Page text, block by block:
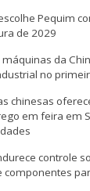
Pequim
de 2029
máquinas da
no
chinesas
em feira em
controle
componentes